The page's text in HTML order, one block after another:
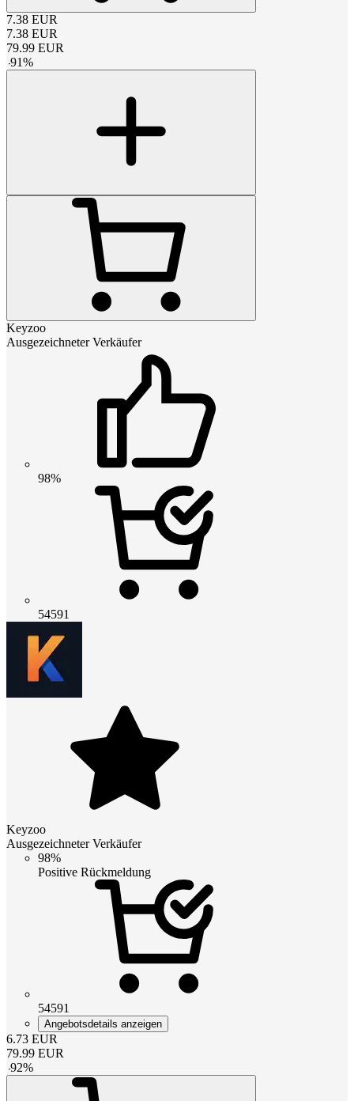
7.38 EUR
7.38 EUR
79.99 EUR
-91%
Keyzoo
Ausgezeichneter Verkäufer
98%
54591
Keyzoo
Ausgezeichneter Verkäufer
98%
Positive Rückmeldung
54591
Angebotsdetails anzeigen
6.73 EUR
79.99 EUR
-92%